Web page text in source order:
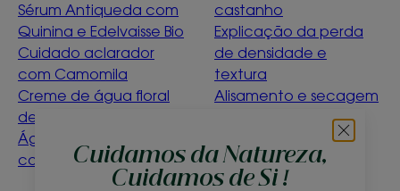
Cuidamos da Natureza,
Cuidamos de Si !
Sérum Antiqueda com
Quinina e Edelvaisse Bio
Cuidado aclarador
com Camomila
Creme de água floral
de ciano bio
Água de limpeza de
calêndula para bebés
castanho
Explicação da perda
de densidade e
textura
Alisamento e secagem
Aquatique
O que significa ser